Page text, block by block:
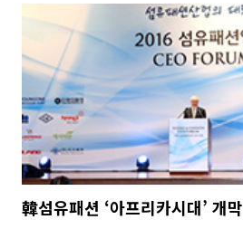
韓섬유패션 ‘아프리카시대’ 개막